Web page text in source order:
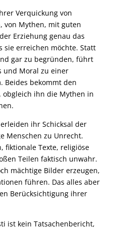
Verquickung von
von Mythen, mit guten
Erziehung genau das
sie erreichen möchte. Statt
gar zu begründen, führt
und Moral zu einer
Beides bekommt den
obgleich ihn die Mythen in
ihr Schicksal der
Menschen zu Unrecht.
fiktionale Texte, religiöse
Teilen faktisch unwahr.
mächtige Bilder erzeugen,
führen. Das alles aber
Berücksichtigung ihrer
ist kein Tatsachenbericht,